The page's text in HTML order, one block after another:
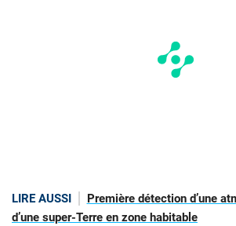
LIRE AUSSI
Première détection d’une
d’une super-Terre en zone habitable